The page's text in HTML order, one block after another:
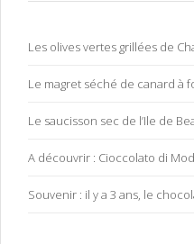
Les olives vertes grillées de
Le magret séché de canard à
Le saucisson sec de l’Ile de
A découvrir : Cioccolato di
Souvenir : il y a 3 ans, le